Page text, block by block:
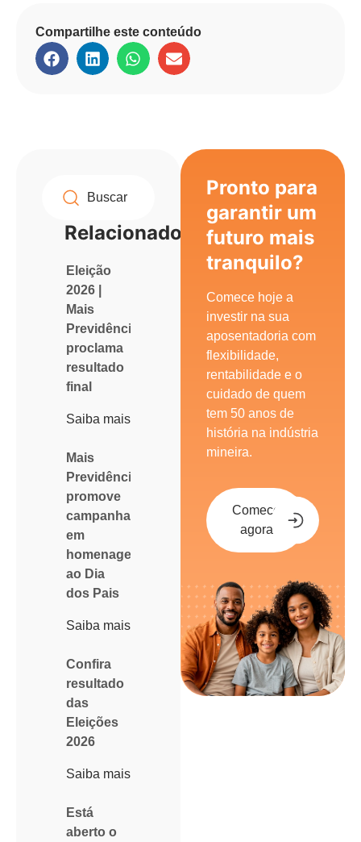
Compartilhe este conteúdo
Relacionados
Eleição
2026 |
Mais
Previdência
proclama
resultado
final
Saiba mais
Mais
Previdência
promove
campanha
em
homenagem
ao Dia
dos Pais
Saiba mais
Confira
resultado
das
Eleições
2026
Saiba mais
Está
aberto o
Pronto para
garantir um
futuro mais
tranquilo?
Comece hoje a
investir na sua
aposentadoria com
flexibilidade,
rentabilidade e o
cuidado de quem
tem 50 anos de
história na indústria
mineira.
Comece
agora